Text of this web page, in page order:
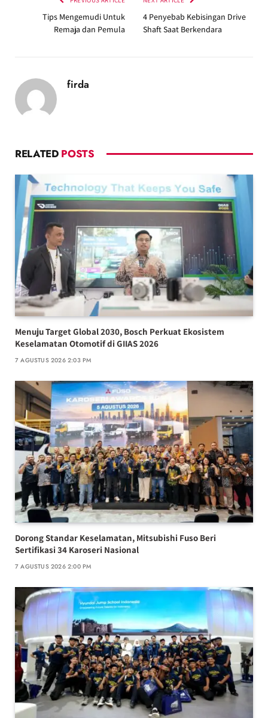
Tips Mengemudi Untuk
Remaja dan Pemula
4 Penyebab Kebisingan Drive
Shaft Saat Berkendara
firda
RELATED POSTS
Menuju Target Global 2030, Bosch Perkuat Ekosistem
Keselamatan Otomotif di GIIAS 2026
7 AGUSTUS 2026 2:03 PM
Dorong Standar Keselamatan, Mitsubishi Fuso Beri
Sertifikasi 34 Karoseri Nasional
7 AGUSTUS 2026 2:00 PM